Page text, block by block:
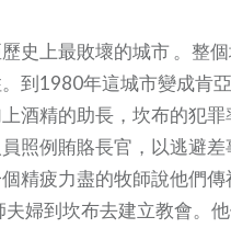
史上最敗壞的城市 。整
到1980年這城市變成肯
酒精的助長，坎布的犯罪
照例賄賂長官，以逃避
精疲力盡的牧師說他們
婦到坎布去建立教會。